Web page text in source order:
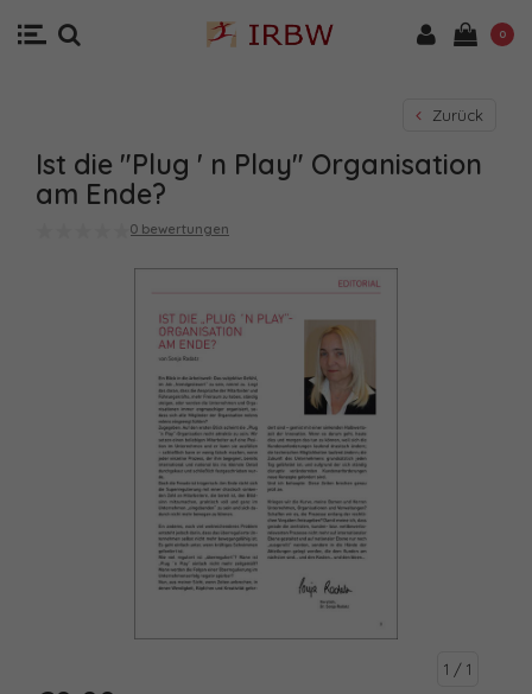
0
Zurück
Ist die "Plug ' n Play" Organisation
am Ende?
0 bewertungen
1 / 1